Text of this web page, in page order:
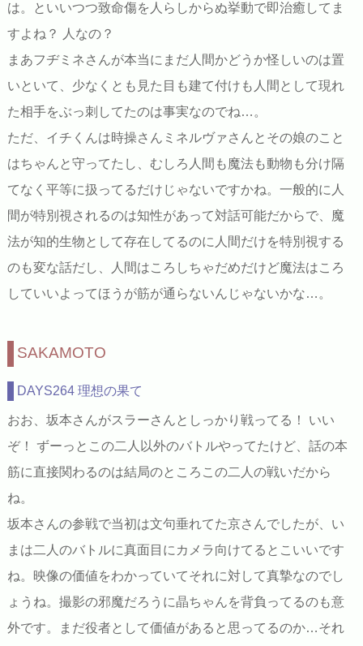
は。といいつつ致命傷を人らしからぬ挙動で即治癒してま
すよね？ 人なの？
まあフヂミネさんが本当にまだ人間かどうか怪しいのは置
いといて、少なくとも見た目も建て付けも人間として現れ
た相手をぶっ刺してたのは事実なのでね…。
ただ、イチくんは時操さんミネルヴァさんとその娘のこと
はちゃんと守ってたし、むしろ人間も魔法も動物も分け隔
てなく平等に扱ってるだけじゃないですかね。一般的に人
間が特別視されるのは知性があって対話可能だからで、魔
法が知的生物として存在してるのに人間だけを特別視する
のも変な話だし、人間はころしちゃだめだけど魔法はころ
していいよってほうが筋が通らないんじゃないかな…。
SAKAMOTO
DAYS264 理想の果て
おお、坂本さんがスラーさんとしっかり戦ってる！ いい
ぞ！ ずーっとこの二人以外のバトルやってたけど、話の本
筋に直接関わるのは結局のところこの二人の戦いだから
ね。
坂本さんの参戦で当初は文句垂れてた京さんでしたが、い
まは二人のバトルに真面目にカメラ向けてるとこいいです
ね。映像の価値をわかっていてそれに対して真摯なのでし
ょうね。撮影の邪魔だろうに晶ちゃんを背負ってるのも意
外です。まだ役者として価値があると思ってるのか…それ